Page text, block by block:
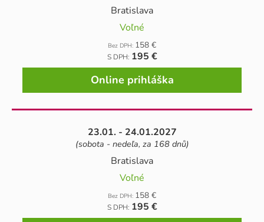
Bratislava
Voľné
Bez DPH: 158 €
S DPH: 195 €
Online prihláška
23.01. - 24.01.2027
(sobota - nedeľa, za 168 dnů)
Bratislava
Voľné
Bez DPH: 158 €
S DPH: 195 €